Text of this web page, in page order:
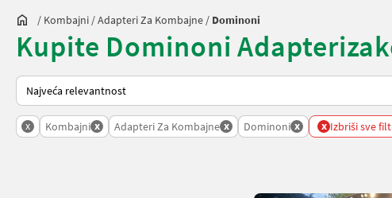
/ Kombajni /Adapteri Za Kombajne / Dominoni
Kupite Dominoni
Tako se sortira na Landwirt.com
x Kombajni x Adapteri Za Kombajne x Dominoni x x Izbriši sve